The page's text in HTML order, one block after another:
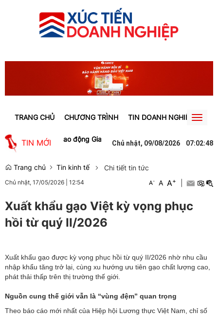
TRANG CHỦ CHƯƠNG TRÌNH TIN DOANH NGHIỆP Toggle
TIN MỚI
việc làm cho lao động Gia Lai Người phụ nữ ở Hưng Yên suýt
Chủ nhật, 09/08/2026 07:02:48
Trang chủ Tin kinh tế Chi tiết tin tức
Chủ nhật, 17/05/2026 12:54 A- A A+
Xuất khẩu gạo Việt kỳ vọng phục
hồi từ quý II/2026
Xuất khẩu gạo được kỳ vọng phục hồi từ quý II/2026 nhờ nhu cầu
nhập khẩu tăng trở lại, cùng xu hướng ưu tiên gạo chất lượng cao,
phát thải thấp trên thị trường thế giới.
Nguồn cung thế giới vẫn là “vùng đệm” quan trọng
Theo báo cáo mới nhất của Hiệp hội Lương thực Việt Nam, chỉ số